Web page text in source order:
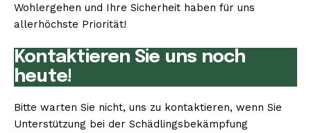
Wohlergehen und Ihre Sicherheit haben für uns
allerhöchste Priorität!
Kontaktieren Sie uns noch
heute!
Bitte warten Sie nicht, uns zu kontaktieren, wenn Sie
Unterstützung bei der Schädlingsbekämpfung